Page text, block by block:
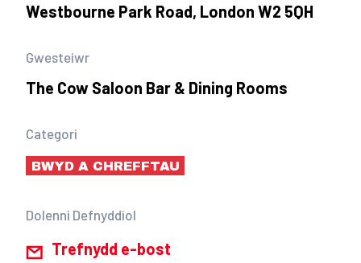
Westbourne Park Road, London W2 5QH
Gwesteiwr
The Cow Saloon Bar & Dining Rooms
Categori
BWYD A CHREFFTAU
Dolenni Defnyddiol
Trefnydd e-bost